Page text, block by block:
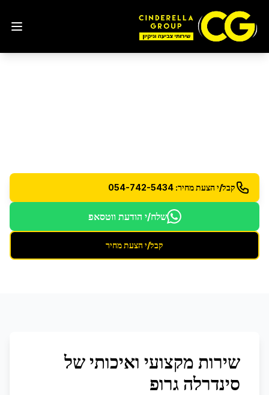
קבל/י הצעת מחיר: 054-742-5434
שלח/י הודעת ווטסאפ
קבל/י הצעת מחיר
שירות מקצועי ואיכותי של
סינדרלה גרופ